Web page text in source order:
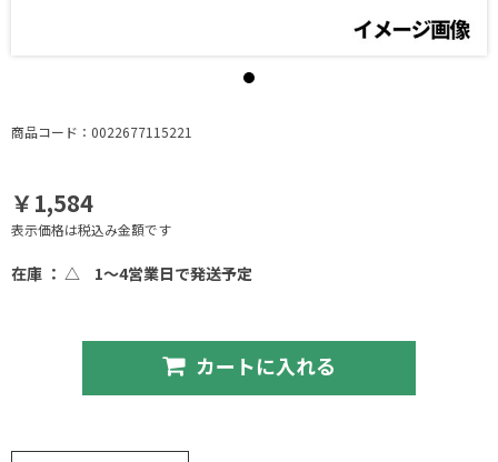
商品コード：0022677115221
￥1,584
表示価格は税込み金額です
在庫 ： △ 1～4営業日で発送予定
カートに入れる